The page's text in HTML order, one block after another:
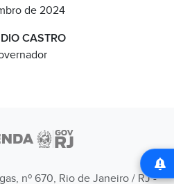
de 2024
CASTRO
nº 670, Rio de Janeiro / RJ -